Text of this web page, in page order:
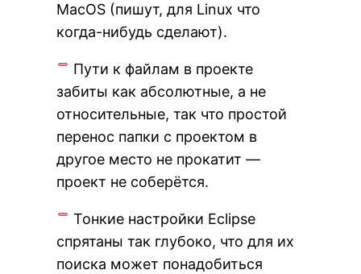
MacOS (пишут, для Linux что
когда-нибудь сделают).
Пути к файлам в проекте
забиты как абсолютные, а не
относительные, так что простой
перенос папки с проектом в
другое место не прокатит —
проект не соберётся.
Тонкие настройки Eclipse
спрятаны так глубоко, что для их
поиска может понадобиться